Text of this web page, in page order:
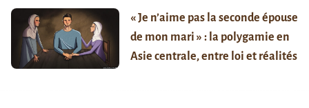
« Je n’aime pas la seconde épouse
de mon mari » : la polygamie en
Asie centrale, entre loi et réalités